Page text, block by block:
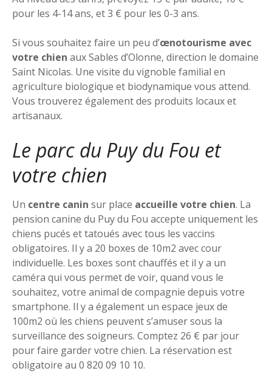
pour les 4-14 ans, et 3 € pour les 0-3 ans.
Si vous souhaitez faire un peu d’œnotourisme avec
votre chien aux Sables d’Olonne, direction le domaine
Saint Nicolas. Une visite du vignoble familial en
agriculture biologique et biodynamique vous attend.
Vous trouverez également des produits locaux et
artisanaux.
Le parc du Puy du Fou et
votre chien
Un centre canin sur place accueille votre chien. La
pension canine du Puy du Fou accepte uniquement les
chiens pucés et tatoués avec tous les vaccins
obligatoires. Il y a 20 boxes de 10m2 avec cour
individuelle. Les boxes sont chauffés et il y a un
caméra qui vous permet de voir, quand vous le
souhaitez, votre animal de compagnie depuis votre
smartphone. Il y a également un espace jeux de
100m2 où les chiens peuvent s’amuser sous la
surveillance des soigneurs. Comptez 26 € par jour
pour faire garder votre chien. La réservation est
obligatoire au 0 820 09 10 10.